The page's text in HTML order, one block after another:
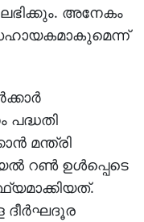
അനേകം
മന്ത്രി
റണ്‍ ഉള്‍പ്പെടെ
ദീര്‍ഘദൂര